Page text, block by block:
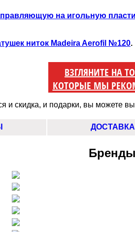
на игольную
ниток Madeira Aerofil №120.
ВЗГЛЯНИТЕ НА
КОТОРЫЕ МЫ
и скидка, и подарки, вы можете
ДОСТАВКА
Бренды